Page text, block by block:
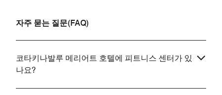
자주 묻는 질문(FAQ)
코타키나발루 메리어트 호텔에 피트니스 센터가 있
나요?